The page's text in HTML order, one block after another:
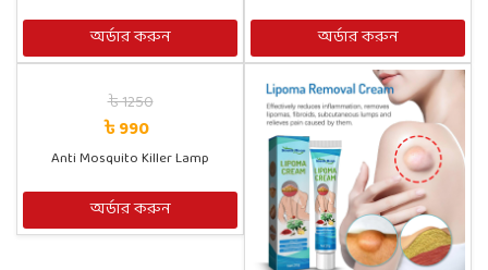
অর্ডার করুন অর্ডার করুন
৳ 990
৳ 1250
Anti Mosquito Killer Lamp
অর্ডার করুন